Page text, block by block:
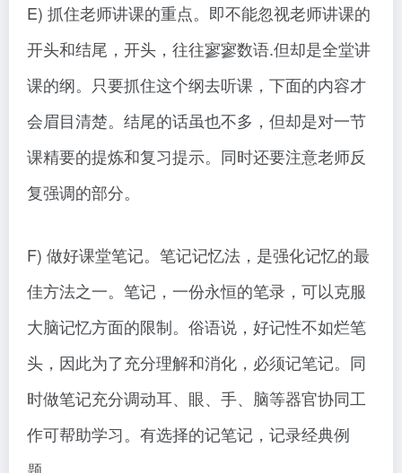
E) 抓住老师讲课的重点。即不能忽视老师讲课的
开头和结尾，开头，往往寥寥数语.但却是全堂讲
课的纲。只要抓住这个纲去听课，下面的内容才
会眉目清楚。结尾的话虽也不多，但却是对一节
课精要的提炼和复习提示。同时还要注意老师反
复强调的部分。
F) 做好课堂笔记。笔记记忆法，是强化记忆的最
佳方法之一。笔记，一份永恒的笔录，可以克服
大脑记忆方面的限制。俗语说，好记性不如烂笔
头，因此为了充分理解和消化，必须记笔记。同
时做笔记充分调动耳、眼、手、脑等器官协同工
作可帮助学习。有选择的记笔记，记录经典例